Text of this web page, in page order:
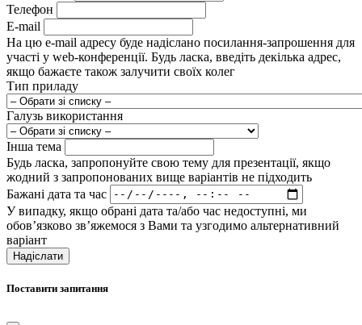
Телефон
E-mail
На цю e-mail адресу буде надіслано посилання-запрошення для
участі у web-конференції. Будь ласка, введіть декілька адрес,
якщо бажаєте також залучити своїх колег
Тип приладу
Галузь використання
Інша тема
Будь ласка, запропонуйте свою тему для презентації, якщо
жодний з запропонованих вище варіантів не підходить
Бажані дата та час
У випадку, якщо обрані дата та/або час недоступні, ми
обов’язково зв’яжемося з Вами та узгодимо альтернативний
варіант
Надіслати
Поставити запитання